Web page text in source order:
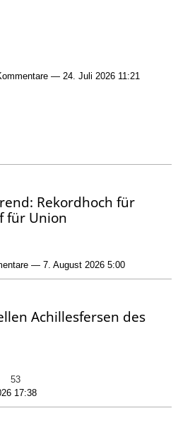
— 24. Juli 2026 11:21
Rekordhoch für
für Union
— 7. August 2026 5:00
Achillesfersen des
53
17:38